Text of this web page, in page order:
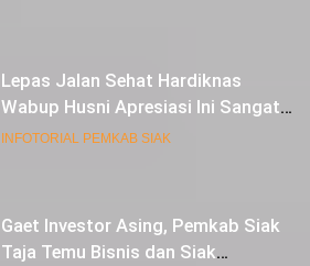
Lepas Jalan Sehat Hardiknas
Wabup Husni Apresiasi Ini Sangat
Luar Biasa
INFOTORIAL PEMKAB SIAK
Gaet Investor Asing, Pemkab Siak
Taja Temu Bisnis dan Siak